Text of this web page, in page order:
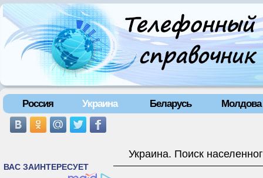
Россия Украина Беларусь Молдова
Украина. Поиск